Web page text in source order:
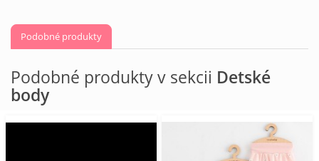
Podobné produkty
Podobné produkty v sekcii Detské
body